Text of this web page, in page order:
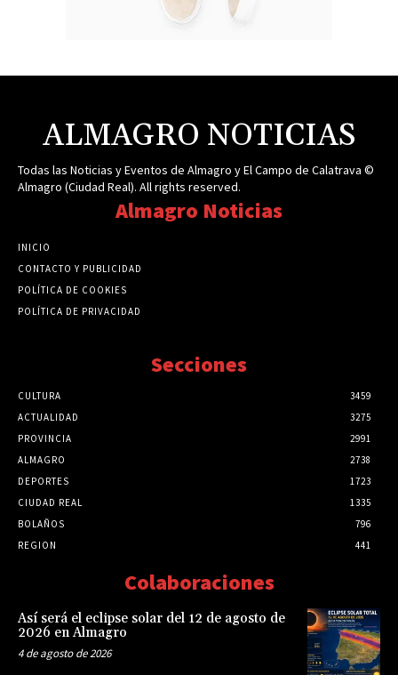
ALMAGRO NOTICIAS
Todas las Noticias y Eventos de Almagro y El Campo de Calatrava ©
Almagro (Ciudad Real). All rights reserved.
Almagro Noticias
INICIO
CONTACTO Y PUBLICIDAD
POLÍTICA DE COOKIES
POLÍTICA DE PRIVACIDAD
Secciones
CULTURA
3459
ACTUALIDAD
3275
PROVINCIA
2991
ALMAGRO
2738
DEPORTES
1723
CIUDAD REAL
1335
BOLAÑOS
796
REGION
441
Colaboraciones
Así será el eclipse solar del 12 de agosto de
2026 en Almagro
4 de agosto de 2026